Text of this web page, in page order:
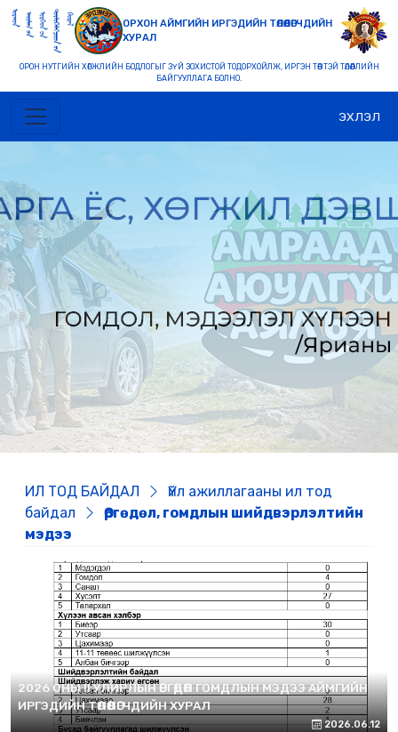
ОРХОН АЙМГИЙН ИРГЭДИЙН ТӨЛӨӨЛӨГЧДИЙН
ХУРАЛ
ОРОН НУТГИЙН ХӨГЖЛИЙН БОДЛОГЫГ ЗҮЙ ЗОХИСТОЙ ТОДОРХОЙЛЖ, ИРГЭН ТӨВТЭЙ ТӨЛӨӨЛЛИЙН
БАЙГУУЛЛАГА БОЛНО.
ЭХЛЭЛ
Previous Next
ИЛ ТОД БАЙДАЛ
Үйл ажиллагааны ил тод
байдал
Өргөдөл, гомдлын шийдвэрлэлтийн
мэдээ
2026 ОНЫ II УЛИРЛЫН ӨРГӨДӨЛ ГОМДЛЫН МЭДЭЭ АЙМГИЙН
ИРГЭДИЙН ТӨЛӨӨЛӨГЧДИЙН ХУРАЛ
2026.06.12